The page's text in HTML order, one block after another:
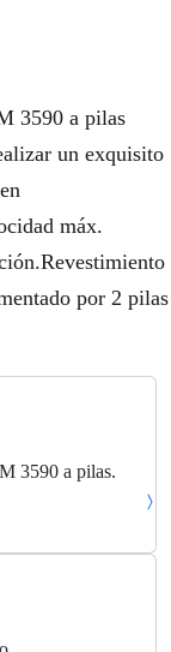
3590 a pilas
un exquisito
máx.
por 2 pilas
3590 a pilas.